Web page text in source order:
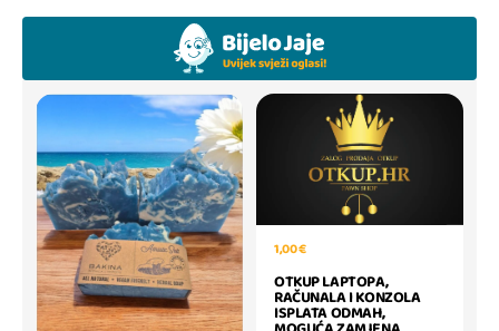
1,00 €
OTKUP LAPTOPA,
RAČUNALA I KONZOLA
ISPLATA ODMAH,